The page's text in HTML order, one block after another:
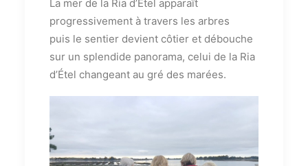
La mer de la Ria d’Etel apparaît
progressivement à travers les arbres
puis le sentier devient côtier et débouche
sur un splendide panorama, celui de la Ria
d’Étel changeant au gré des marées.